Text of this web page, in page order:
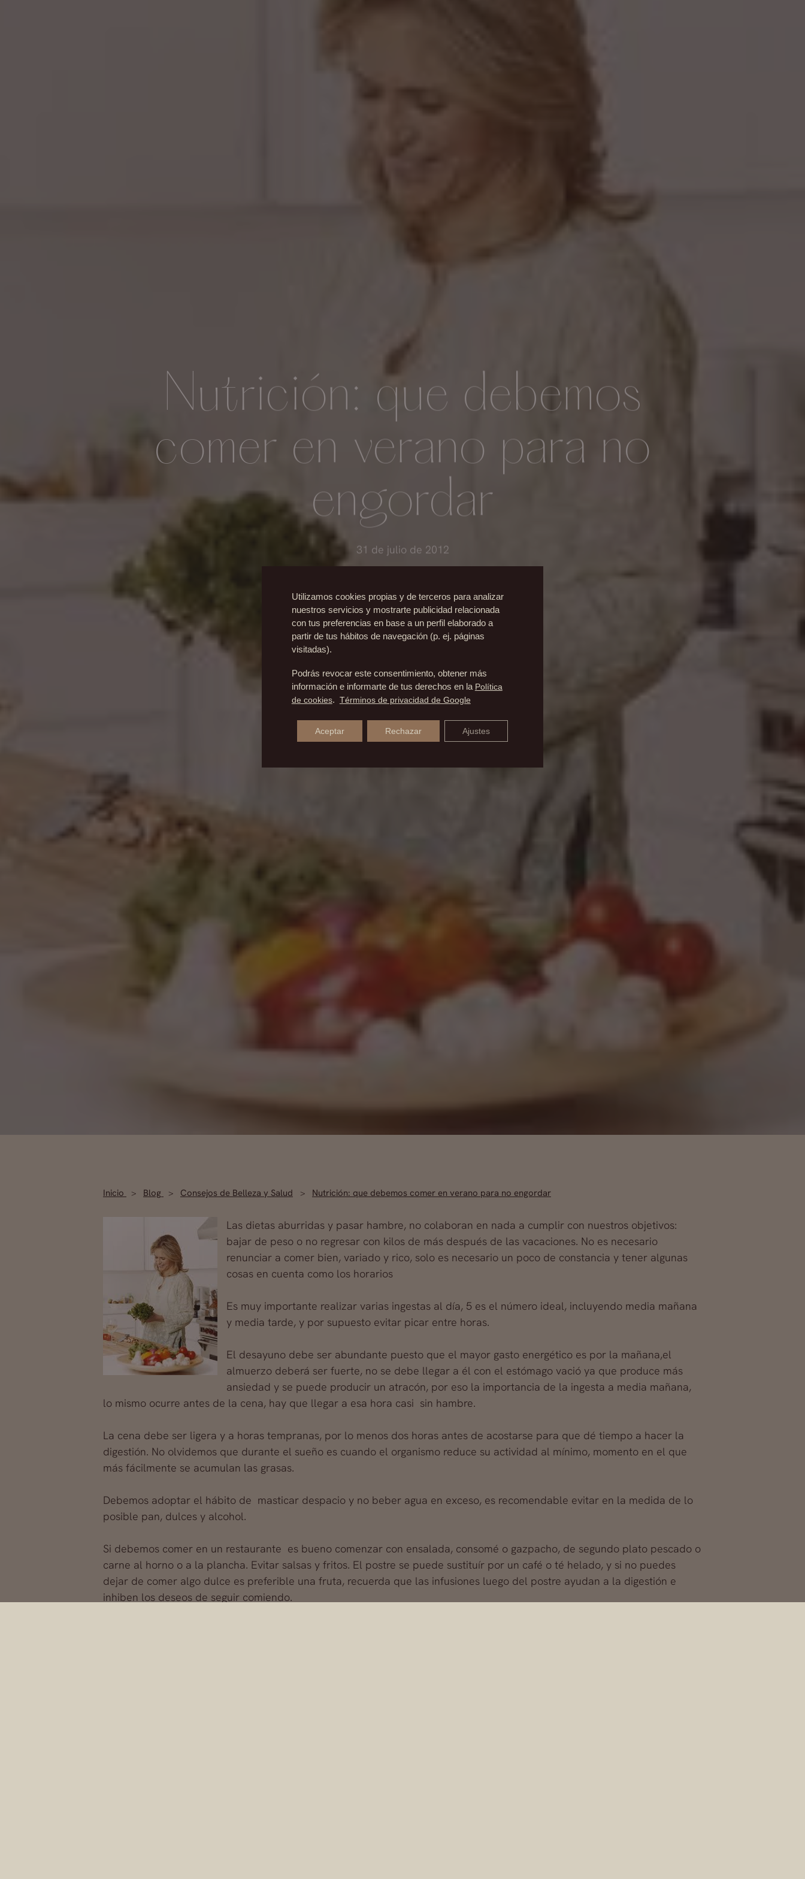
Nutrición: que debemos
comer en verano para no
engordar
31 de julio de 2012
Inicio Blog Consejos de Belleza y Salud Nutrición: que debemos comer en verano para no engordar
Las dietas aburridas y pasar hambre, no colaboran en nada a cumplir con nuestros objetivos:
bajar de peso o no regresar con kilos de más después de las vacaciones. No es necesario
renunciar a comer bien, variado y rico, solo es necesario un poco de constancia y tener algunas
cosas en cuenta como los horarios
Es muy importante realizar varias ingestas al día, 5 es el número ideal, incluyendo media mañana
y media tarde, y por supuesto evitar picar entre horas.
El desayuno debe ser abundante puesto que el mayor gasto energético es por la mañana,el
almuerzo deberá ser fuerte, no se debe llegar a él con el estómago vació ya que produce más
ansiedad y se puede producir un atracón, por eso la importancia de la ingesta a media mañana,
lo mismo ocurre antes de la cena, hay que llegar a esa hora casi sin hambre.
La cena debe ser ligera y a horas tempranas, por lo menos dos horas antes de acostarse para que dé tiempo a hacer la
digestión. No olvidemos que durante el sueño es cuando el organismo reduce su actividad al mínimo, momento en el que
más fácilmente se acumulan las grasas.
Debemos adoptar el hábito de masticar despacio y no beber agua en exceso, es recomendable evitar en la medida de lo
posible pan, dulces y alcohol.
Si debemos comer en un restaurante es bueno comenzar con ensalada, consomé o gazpacho, de segundo plato pescado o
carne al horno o a la plancha. Evitar salsas y fritos. El postre se puede sustituír por un café o té helado, y si no puedes
dejar de comer algo dulce es preferible una fruta, recuerda que las infusiones luego del postre ayudan a la digestión e
inhiben los deseos de seguir comiendo.
Utilizamos cookies propias y de terceros para analizar
nuestros servicios y mostrarte publicidad relacionada
con tus preferencias en base a un perfil elaborado a
partir de tus hábitos de navegación (p. ej. páginas
visitadas).
Podrás revocar este consentimiento, obtener más
información e informarte de tus derechos en la Política
de cookies. Términos de privacidad de Google
Aceptar Rechazar Ajustes